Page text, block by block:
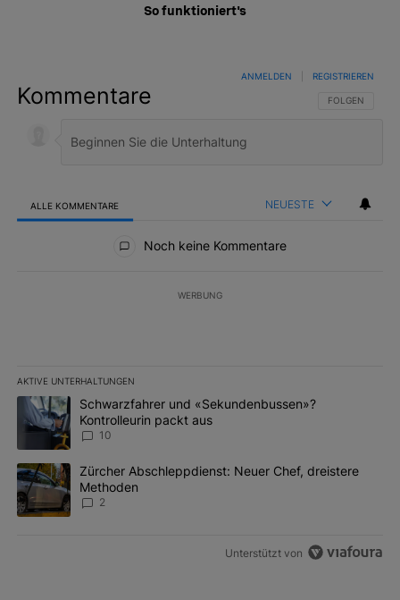
So funktioniert's
Kommentare FOLGE DIESER
FOLGEN
ANMELDEN REGISTRIEREN
ALLE KOMMENTARE NEUESTE
Noch keine Kommentare
WERBUNG
AKTIVE UNTERHALTUNGEN
Das Folgende ist eine Liste der am meisten kommentierten
Ein Trendartikel mit dem Titel "Schwarzfahrer und
Schwarzfahrer und «Sekundenbussen»?
Kontrolleurin packt aus
10
Ein Trendartikel mit dem Titel "Zürcher Abschleppdienst: Neuer
Zürcher Abschleppdienst: Neuer Chef, dreistere
Methoden
2
Unterstützt von